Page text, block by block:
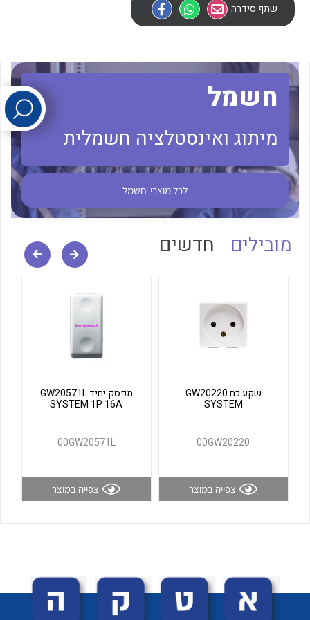
לכל מוצרי היצרן לכל מוצרי היצרן
לכל מוצרי היצרן לכל מוצרי היצרן
לכל מוצרי היצרן לכל מוצרי היצרן
שתף סידרה
חשמל
מיתוג ואינסטלציה חשמלית
לכל מוצרי חשמל
מובילים חדשים
שקע כח GW20220
SYSTEM
00GW20220
צפייה במוצר
מפסק יחיד GW20571L
SYSTEM 1P 16A
00GW20571L
צפייה במוצר